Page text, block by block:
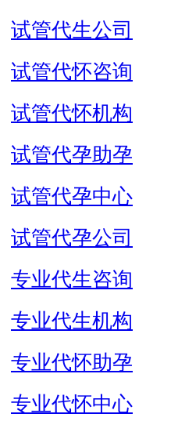
试管代生公司
试管代怀咨询
试管代怀机构
试管代孕助孕
试管代孕中心
试管代孕公司
专业代生咨询
专业代生机构
专业代怀助孕
专业代怀中心